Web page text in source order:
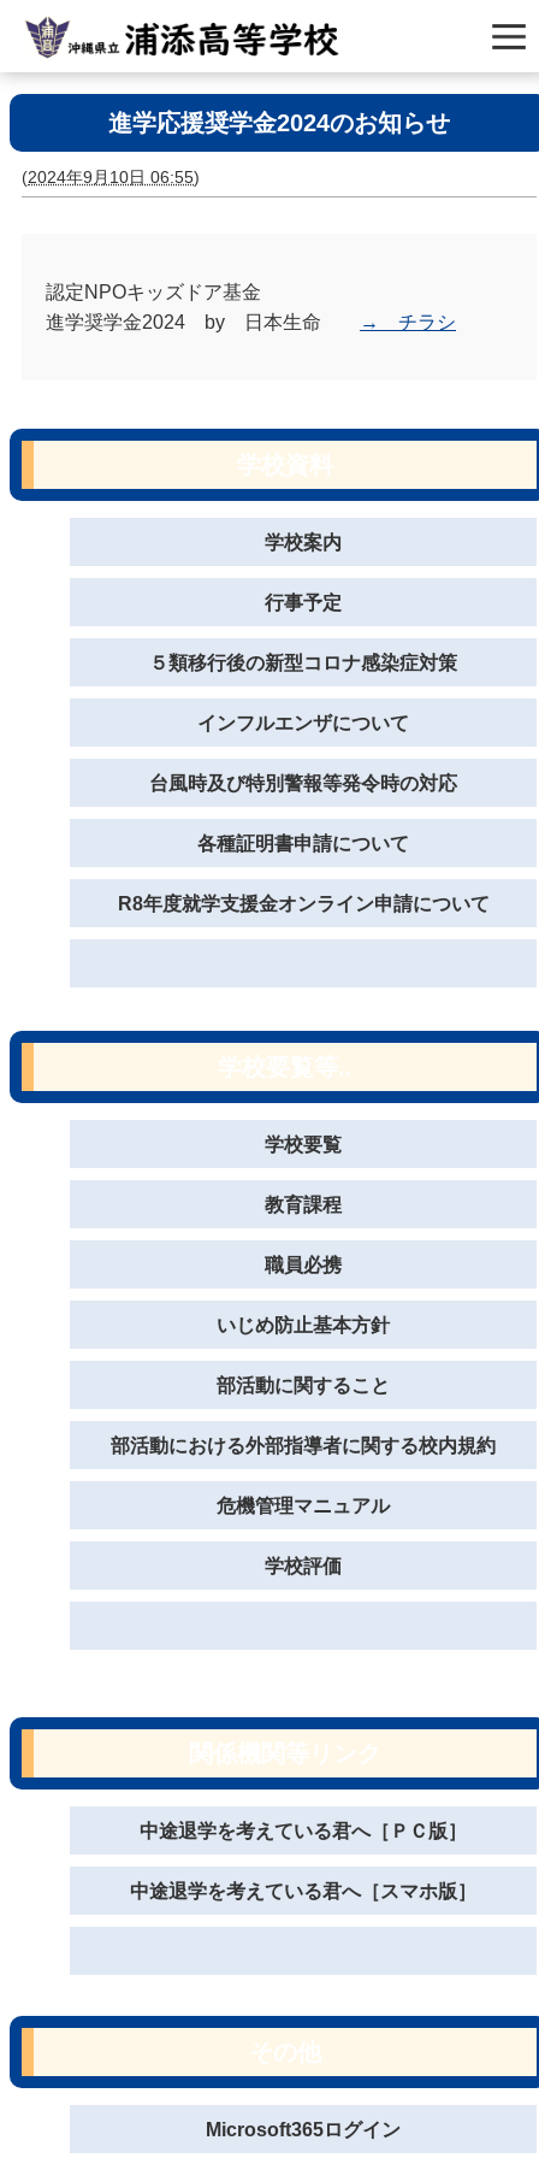
進学応援奨学金2024のお知らせ
(2024年9月10日 06:55)
認定NPOキッズドア基金
進学奨学金2024 by 日本生命
→ チラシ
学校案内
行事予定
５類移行後の新型コロナ感染症対策
インフルエンザについて
台風時及び特別警報等発令時の対応
各種証明書申請について
R8年度就学支援金オンライン申請について
学校要覧
教育課程
職員必携
いじめ防止基本方針
部活動に関すること
部活動における外部指導者に関する校内規約
危機管理マニュアル
学校評価
中途退学を考えている君へ［ＰＣ版］
中途退学を考えている君へ［スマホ版］
Microsoft365ログイン